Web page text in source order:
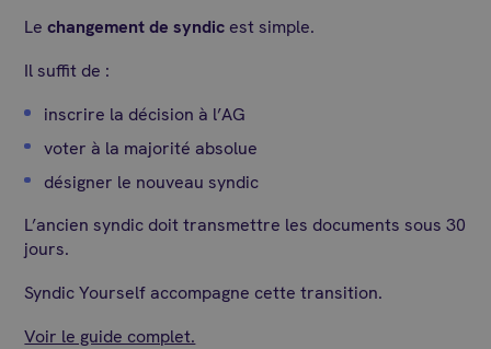
Lechangement de syndic est simple.
Il suffit de :
inscrire la décision à l’AG
voter à la majorité absolue
désigner le nouveau syndic
L’ancien syndic doit transmettre les documents sous 30
jours.
Syndic Yourself accompagne cette transition.
Voir le guide complet.